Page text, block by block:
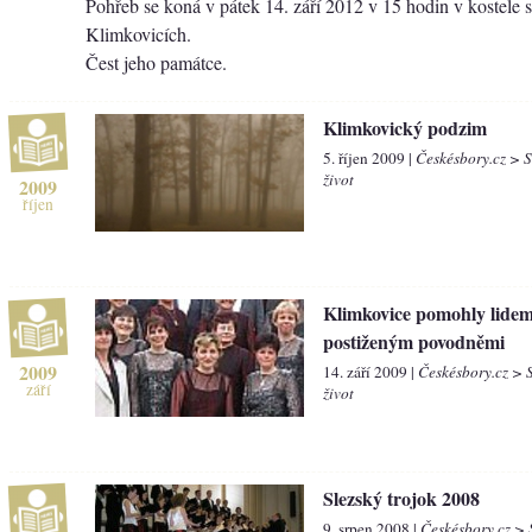
Klimkovicích.
Čest jeho památce.
2009
říjen
Klimkovický podzim
5. říjen 2009 | Českésbory.cz >
život
2009
září
Klimkovice pomohly
postiženým povodněmi
14. září 2009 | Českésbory.cz >
život
Slezský trojok 2008